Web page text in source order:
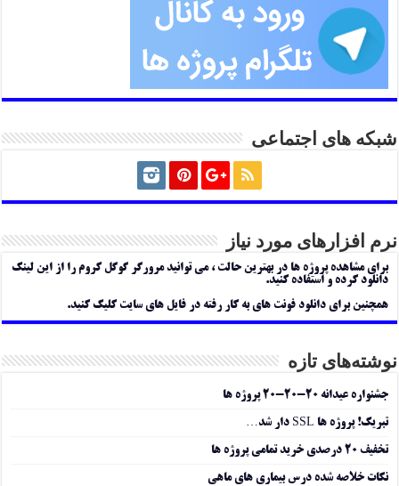
شبکه های اجتماعی
نرم افزارهای مورد نیاز
برای مشاهده پروژه ها در بهترین حالت ، می توانید مرورگر گوگل کروم را از این لینک
دانلود کرده و استفاده کنید.
همچنین برای دانلود فونت های به کار رفته در فایل های سایت کلیک کنید.
نوشته‌های تازه
جشنواره عیدانه ۲۰-۲۰-۲۰ پروژه ها
تبریک! پروژه ها SSL دار شد…
تخفیف ۲۰ درصدی خرید تمامی پروژه ها
نکات خلاصه شده درس بیماری های ماهی